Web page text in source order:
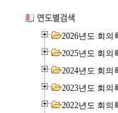
연도별검색
2026년도 회의
2025년도 회의
2024년도 회의
2023년도 회의
2022년도 회의